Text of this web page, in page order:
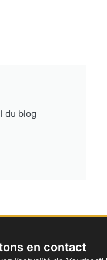
du blog
en contact